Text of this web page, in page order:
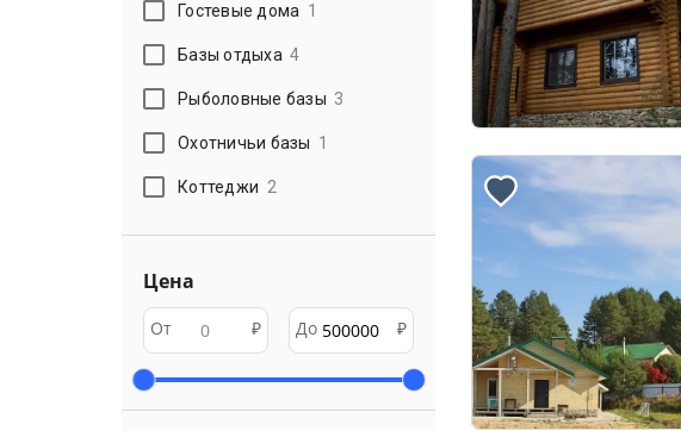
Гостевые дома 1
Базы отдыха 4
Рыболовные базы 3
Охотничьи базы 1
Коттеджи 2
Цена
От ₽ До ₽